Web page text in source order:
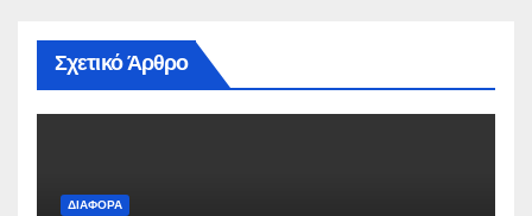
Σχετικό Άρθρο
ΔΙΆΦΟΡΑ